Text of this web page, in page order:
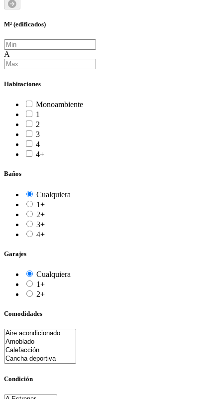
M² (edificados)
A
Habitaciones
Monoambiente
1
2
3
4
4+
Baños
Cualquiera
1+
2+
3+
4+
Garajes
Cualquiera
1+
2+
Comodidades
Condición